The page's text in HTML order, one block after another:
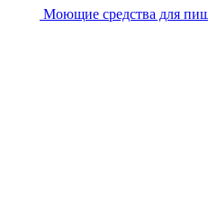
Моющие средства для